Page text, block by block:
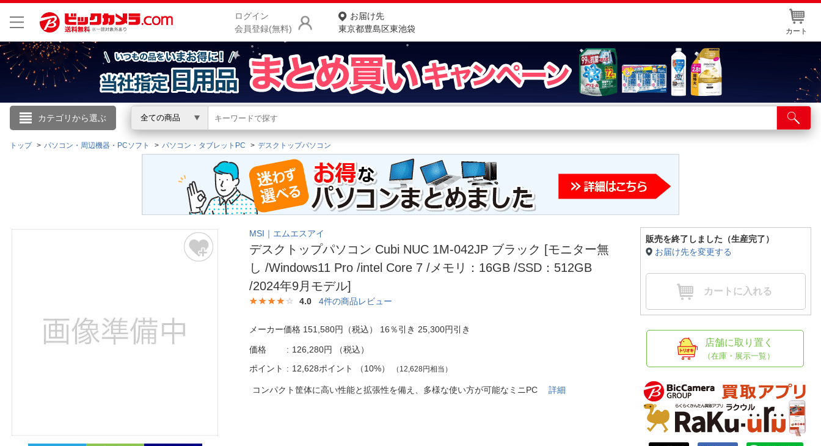
ログイン
会員登録(無料)
お届け先
東京都豊島区東池袋
カート
カテゴリから選ぶ 全ての商品
こんにちは
ログイン
会員メニュー
商品をさがす
ランキングからさがす
カテゴリ一覧からさがす
お客様サポート
ご利用ガイド
よくある質問・お問合せ
ご利用規約
店舗サービス
ネット取り置き
店舗情報・店舗一覧
法人窓口
トップ パソコン・周辺機器・PCソフト パソコン・タブレットPC デスクトップパソコン
MSI｜エムエスアイ
デスクトップパソコン Cubi NUC 1M-042JP ブラック [モニター無
し /Windows11 Pro /intel Core 7 /メモリ：16GB /SSD：512GB
/2024年9月モデル]
4.0 4件の商品レビュー
メーカー価格 151,580円（税込） 16％引き 25,300円引き
価格 126,280円
（税込）
ポイント
12,628ポイント （10%） （12,628円相当）
コンパクト筐体に高い性能と拡張性を備え、多様な使い方が可能なミニPC詳細
販売を終了しました（生産完了）
お届け先を変更する
カートに入れる
店舗に取り置く
（在庫・展示一覧）